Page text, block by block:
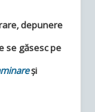
depunere
se găsesc pe
și